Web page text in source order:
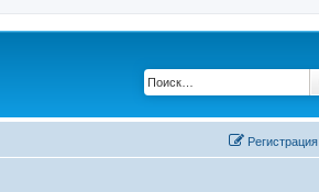
Регистрация